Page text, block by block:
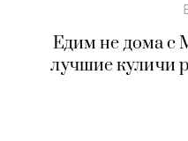
Едим не дома с
лучшие куличи